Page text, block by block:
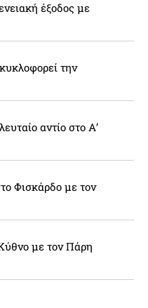
έξοδος με
την
αντίο στο Α’
Φισκάρδο με τον
με τον Πάρη